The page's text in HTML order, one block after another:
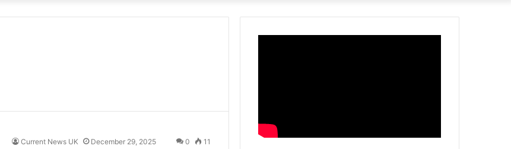
skin
Article
Current News UK December 29, 2025 0 11